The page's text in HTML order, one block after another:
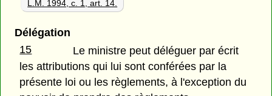
L.M. 1994, c. 1, art. 14.
Délégation
15
Le ministre peut déléguer par écrit
les attributions qui lui sont conférées par la
présente loi ou les règlements, à l'exception du